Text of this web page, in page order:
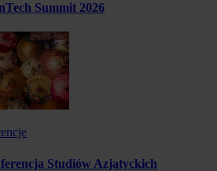
Summit 2026
Studiów Azjatyckich